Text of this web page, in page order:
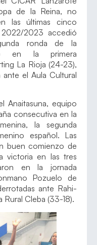
de la Reina, no
las últimas cinco
2023 accedió
ronda de la
en la primera
La Rioja (24-23),
el Aula Cultural
Anaitasuna, equipo
consecutiva en la
la segunda
español. Las
buen comienzo de
victoria en las tres
en la jornada
Pozuelo de
ante Rahi-
Cleba (33-18).